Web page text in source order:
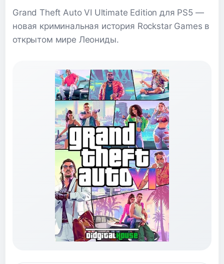
Grand Theft Auto VI Ultimate Edition для PS5 —
новая криминальная история Rockstar Games в
открытом мире Леониды.